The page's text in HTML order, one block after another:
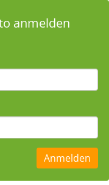
anmelden